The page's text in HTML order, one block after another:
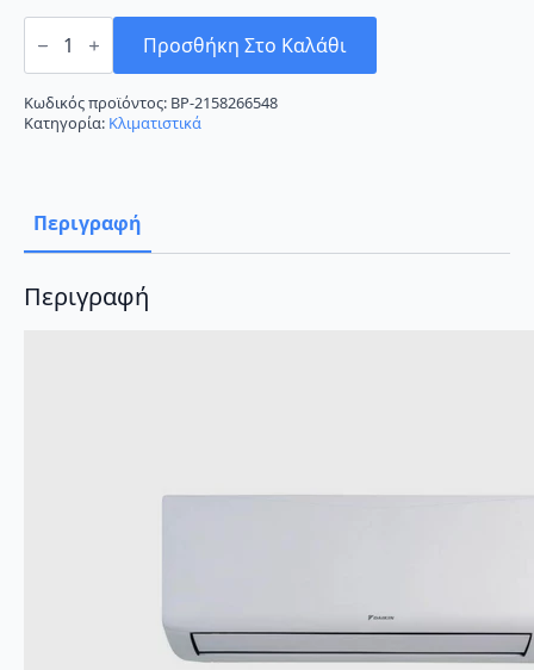
Daikin
Siesta
ATXC35D/ARXC35D
Κλιματιστικό
Inverter
12000
BTU
Fi
ποσότητα
Προσθήκη Στο Καλάθι
Κωδικός προϊόντος: BP-2158266548
Κατηγορία: Κλιματιστικά
Περιγραφή
Περιγραφή